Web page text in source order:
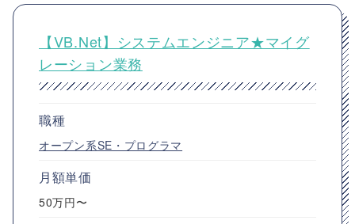
【VB.Net】システムエンジニア★マイグ
レーション業務
職種
オープン系SE・プログラマ
月額単価
50万円〜